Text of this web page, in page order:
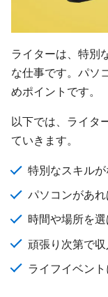
ライターは、特別
な仕事です。パソ
めポイントです。
以下では、ライタ
ていきます。
特別なスキル
パソコンがあ
時間や場所を
頑張り次第で
ライフイベン